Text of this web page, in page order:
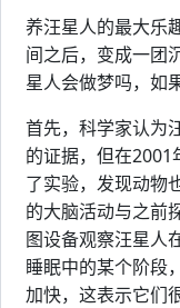
养汪星人的最大乐
间之后，变成一团
星人会做梦吗，如
首先，科学家认为
的证据，但在
了实验，发现动物
的大脑活动与之前
图设备观察汪星人
睡眠中的某个阶段
加快，这表示它们